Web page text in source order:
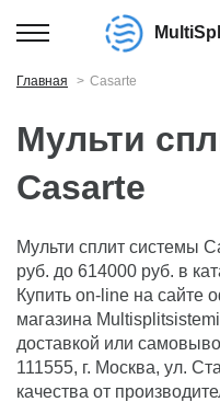
Главная Casarte
Мульти
Casarte
Мульти сплит системы
руб. до 614000 руб. в
Купить on-line на сайте
магазина
доставкой или
111555, г. Москва, ул.
качества от